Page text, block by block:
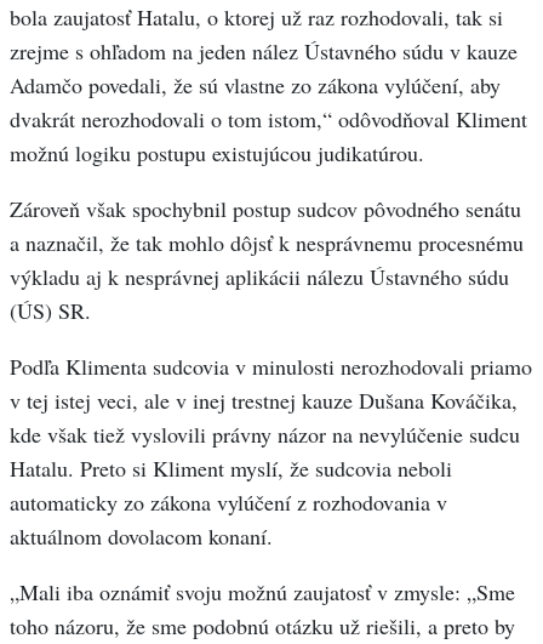
bola zaujatosť Hatalu, o ktorej už raz rozhodovali, tak si
zrejme s ohľadom na jeden nález Ústavného súdu v kauze
Adamčo povedali, že sú vlastne zo zákona vylúčení, aby
dvakrát nerozhodovali o tom istom,“ odôvodňoval Kliment
možnú logiku postupu existujúcou judikatúrou.
Zároveň však spochybnil postup sudcov pôvodného senátu
a naznačil, že tak mohlo dôjsť k nesprávnemu procesnému
výkladu aj k nesprávnej aplikácii nálezu Ústavného súdu
(ÚS) SR.
Podľa Klimenta sudcovia v minulosti nerozhodovali priamo
v tej istej veci, ale v inej trestnej kauze Dušana Kováčika,
kde však tiež vyslovili právny názor na nevylúčenie sudcu
Hatalu. Preto si Kliment myslí, že sudcovia neboli
automaticky zo zákona vylúčení z rozhodovania v
aktuálnom dovolacom konaní.
„Mali iba oznámiť svoju možnú zaujatosť v zmysle: „Sme
toho názoru, že sme podobnú otázku už riešili, a preto by